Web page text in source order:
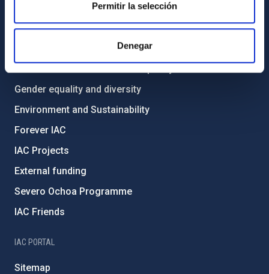
Permitir la selección
Denegar
Legislation
Gender equality and diversity
Environment and Sustainability
Forever IAC
IAC Projects
External funding
Severo Ochoa Programme
IAC Friends
IAC PORTAL
Sitemap